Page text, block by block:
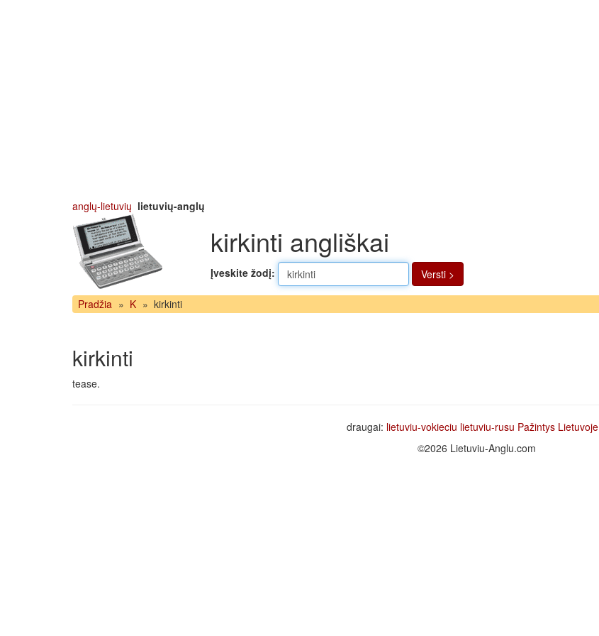
anglų-lietuvių lietuvių-anglų
kirkinti angliškai
Įveskite žodį: Versti >
Pradžia » K » kirkinti
kirkinti
tease.
draugai: lietuviu-vokieciu lietuviu-rusu Pažintys Lietuvoje
©2026 Lietuviu-Anglu.com